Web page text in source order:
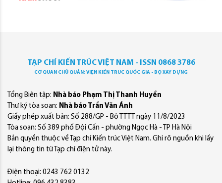
TẠP CHÍ KIẾN TRÚC VIỆT NAM - ISSN 0868 3786
CƠ QUAN CHỦ QUẢN: VIỆN KIẾN TRÚC QUỐC GIA - BỘ XÂY DỰNG
Tổng Biên tập: Nhà báo Phạm Thị Thanh Huyền
Thư ký tòa soạn: Nhà báo Trần Văn Ánh
Giấy phép xuất bản: Số 288/GP - Bộ TTTT ngày 11/8/2023
Tòa soạn: Số 389 phố Đội Cấn - phường Ngọc Hà - TP Hà Nội
Bản quyền thuộc về Tạp chí Kiến trúc Việt Nam. Ghi rõ nguồn khi lấy
lại thông tin từ Tạp chí điện tử này.
Điện thoại: 0243 762 0132